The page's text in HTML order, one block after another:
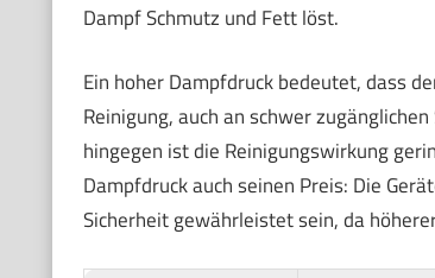
Dampf Schmutz und Fett löst.
Ein hoher Dampfdruck bedeutet, dass
Reinigung, auch an schwer
hingegen ist die Reinigungswirkung
Dampfdruck auch seinen Preis: Die
Sicherheit gewährleistet sein, da